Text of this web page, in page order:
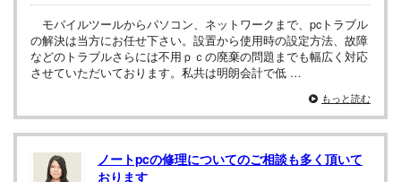
モバイルツールからパソコン、ネットワークまで、pcトラブル
の解決は当方にお任せ下さい。設置から使用時の設定方法、故障
などのトラブルさらには不用ｐｃの廃棄の問題までも幅広く対応
させていただいております。私共は明朗会計で低 …
もっと読む
ノートpcの修理についてのご相談も多く頂いて
おります